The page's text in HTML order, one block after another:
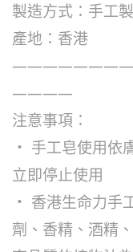
製造方式：手工
產地：香港
————
注意事項：
‧ 手工皂使用依
立即停止使用
‧ 香港生命力手
劑、香精、酒精